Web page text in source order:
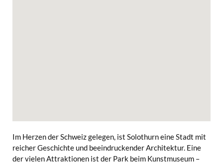
Im Herzen der Schweiz gelegen, ist Solothurn eine Stadt mit
reicher Geschichte und beeindruckender Architektur. Eine
der vielen Attraktionen ist der Park beim Kunstmuseum –